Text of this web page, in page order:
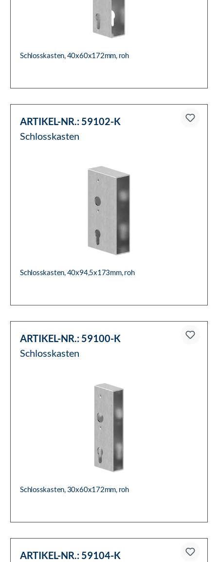
Schlosskasten, 40x60x172mm, roh
ARTIKEL-NR.: 59102-K
Schlosskasten
Schlosskasten, 40x94,5x173mm, roh
ARTIKEL-NR.: 59100-K
Schlosskasten
Schlosskasten, 30x60x172mm, roh
ARTIKEL-NR.: 59104-K